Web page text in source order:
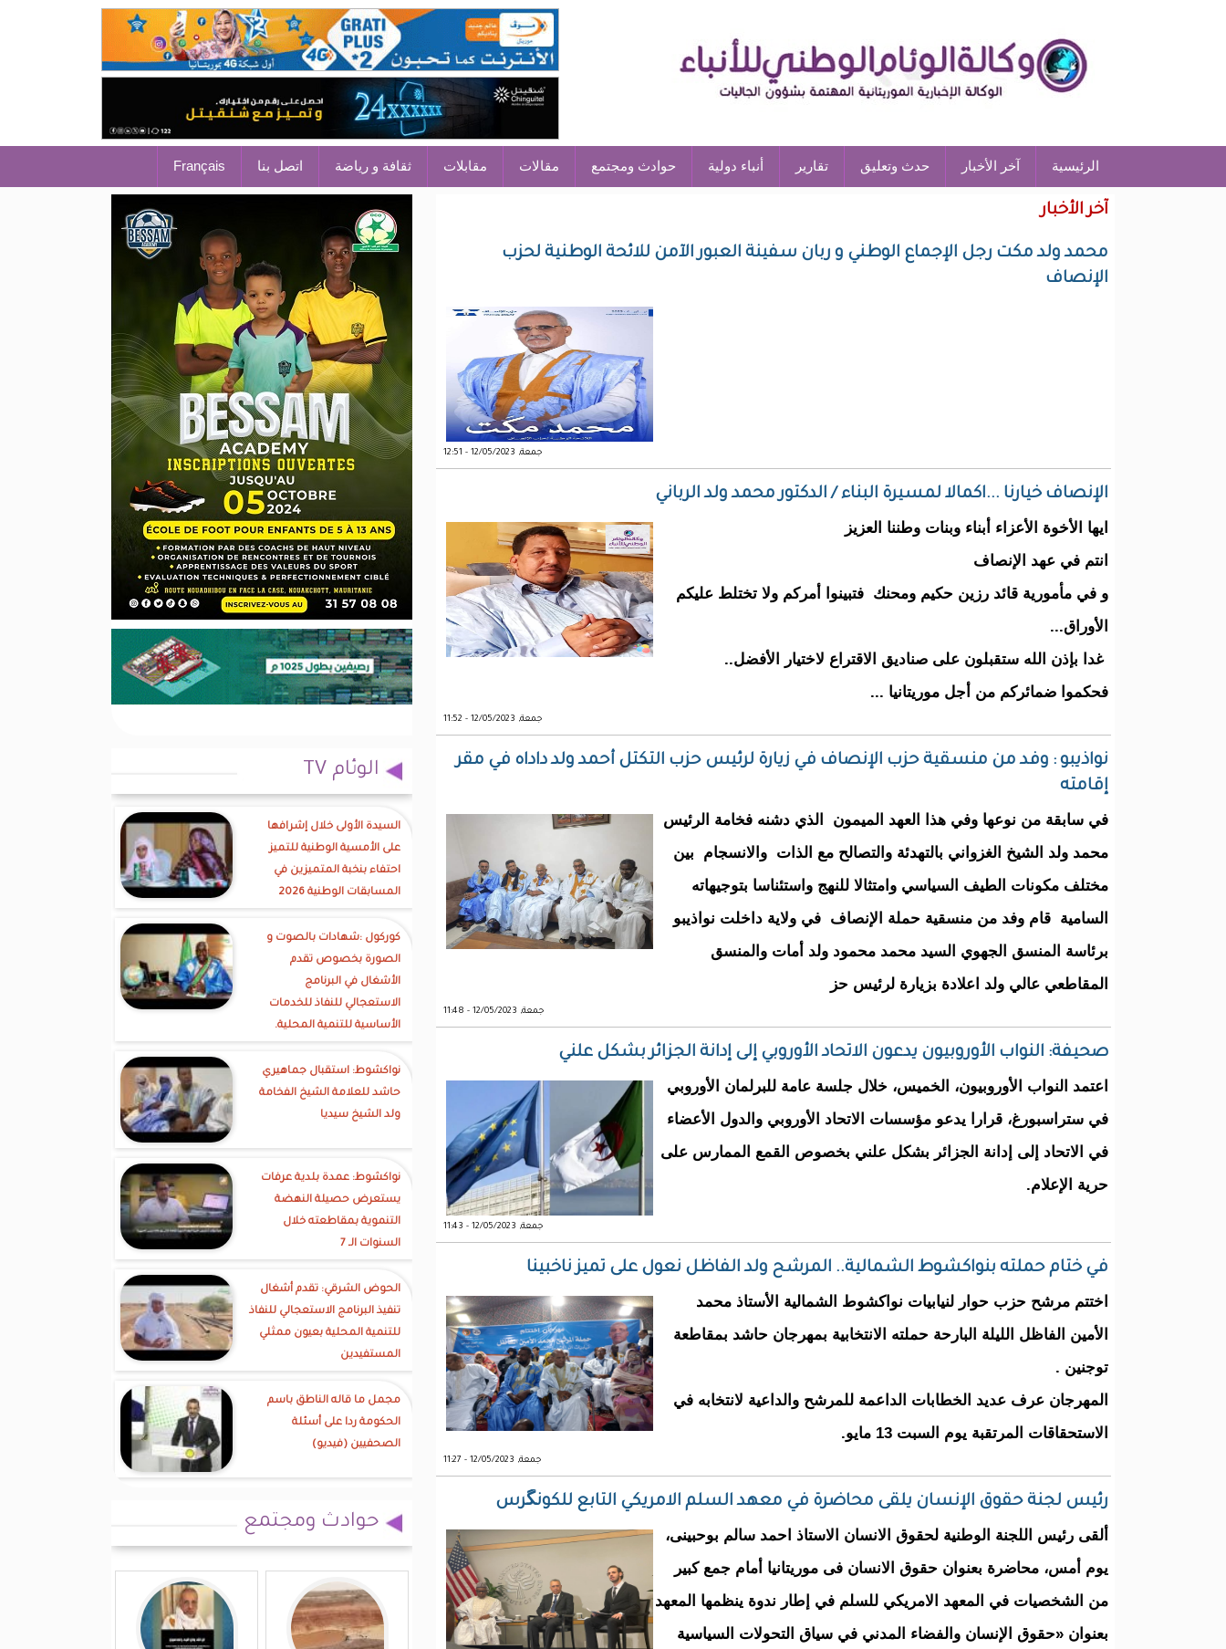
الرئيسية آخر الأخبار حدث وتعليق تقارير أنباء دولية حوادث ومجتمع مقالات مقابلات ثقافة و رياضة اتصل بنا Français
آخر الأخبار
محمد ولد مكت رجل الإجماع الوطني و ربان سفينة العبور الآمن للائحة الوطنية لحزب
الإنصاف
جمعة, 12/05/2023 - 12:51
الإنصاف خيارنا ...اكمالا لمسيرة البناء / الدكتور محمد ولد الرباني
ايها الأخوة الأعزاء أبناء وبنات وطننا العزيز
انتم في عهد الإنصاف
و في مأمورية قائد رزين حكيم ومحنك فتبينوا أمركم ولا تختلط عليكم
الأوراق...
غدا بإذن الله ستقبلون على صناديق الاقتراع لاختيار الأفضل..
فحكموا ضمائركم من أجل موريتانيا ...
جمعة, 12/05/2023 - 11:52
نواذيبو : وفد من منسقية حزب الإنصاف في زيارة لرئيس حزب التكتل أحمد ولد داداه في مقر
إقامته
في سابقة من نوعها وفي هذا العهد الميمون الذي دشنه فخامة الرئيس
محمد ولد الشيخ الغزواني بالتهدئة والتصالح مع الذات والانسجام بين
مختلف مكونات الطيف السياسي وامتثالا للنهج واستئناسا بتوجيهاته
السامية قام وفد من منسقية حملة الإنصاف في ولاية داخلت نواذيبو
برئاسة المنسق الجهوي السيد محمد محمود ولد أمات والمنسق
المقاطعي عالي ولد اعلادة بزيارة لرئيس حز
جمعة, 12/05/2023 - 11:48
صحيفة: النواب الأوروبيون يدعون الاتحاد الأوروبي إلى إدانة الجزائر بشكل علني
اعتمد النواب الأوروبيون، الخميس، خلال جلسة عامة للبرلمان الأوروبي
في ستراسبورغ، قرارا يدعو مؤسسات الاتحاد الأوروبي والدول الأعضاء
في الاتحاد إلى إدانة الجزائر بشكل علني بخصوص القمع الممارس على
حرية الإعلام.
جمعة, 12/05/2023 - 11:43
في ختام حملته بنواكشوط الشمالية.. المرشح ولد الفاظل نعول على تميز ناخبينا
اختتم مرشح حزب حوار لنيابيات نواكشوط الشمالية الأستاذ محمد
الأمين الفاظل الليلة البارحة حملته الانتخابية بمهرجان حاشد بمقاطعة
توجنين .
المهرجان عرف عديد الخطابات الداعمة للمرشح والداعية لانتخابه في
الاستحقاقات المرتقبة يوم السبت 13 مايو.
جمعة, 12/05/2023 - 11:27
رئيس لجنة حقوق الإنسان يلقى محاضرة في معهد السلم الامريكي التابع للكونگرس
ألقى رئيس اللجنة الوطنية لحقوق الانسان الاستاذ احمد سالم بوحبينى،
يوم أمس، محاضرة بعنوان حقوق الانسان فى موريتانيا أمام جمع كبير
من الشخصيات في المعهد الامريكي للسلم في إطار ندوة ينظمها المعهد
بعنوان «حقوق الإنسان والفضاء المدني في سياق التحولات السياسية
الوئام TV
السيدة الأولى خلال إشرافها
على الأمسية الوطنية للتميز
احتفاء بنخبة المتميزين في
المسابقات الوطنية 2026
كوركول :شهادات بالصوت و
الصورة بخصوص تقدم
الأشغال في البرنامج
الاستعجالي للنفاذ للخدمات
الأساسية للتنمية المحلية.
نواكشوط: استقبال جماهيري
حاشد للعلامة الشيخ الفخامة
ولد الشيخ سيديا
نواكشوط: عمدة بلدية عرفات
يستعرض حصيلة النهضة
التنموية بمقاطعته خلال
السنوات الـ 7
الحوض الشرقي: تقدم أشغال
تنفيذ البرنامج الاستعجالي للنفاذ
للتنمية المحلية بعيون ممثلي
المستفيدين
مجمل ما قاله الناطق باسم
الحكومة ردا على أسئلة
الصحفيين (فيديو)
حوادث ومجتمع